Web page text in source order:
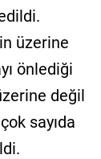
üzerine
önlediği
değil
sayıda